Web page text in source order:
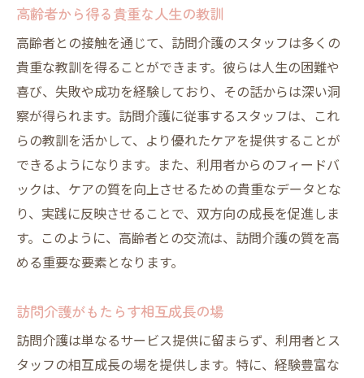
高齢者から得る貴重な人生の教訓
高齢者との接触を通じて、訪問介護のスタッフは多くの
貴重な教訓を得ることができます。彼らは人生の困難や
喜び、失敗や成功を経験しており、その話からは深い洞
察が得られます。訪問介護に従事するスタッフは、これ
らの教訓を活かして、より優れたケアを提供することが
できるようになります。また、利用者からのフィードバ
ックは、ケアの質を向上させるための貴重なデータとな
り、実践に反映させることで、双方向の成長を促進しま
す。このように、高齢者との交流は、訪問介護の質を高
める重要な要素となります。
訪問介護がもたらす相互成長の場
訪問介護は単なるサービス提供に留まらず、利用者とス
タッフの相互成長の場を提供します。特に、経験豊富な